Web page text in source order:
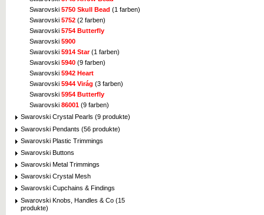
Swarovski 5750 Skull Bead (1 farben)
Swarovski 5752 (2 farben)
Swarovski 5754 Butterfly
Swarovski 5900
Swarovski 5914 Star(1 farben)
Swarovski 5940 (9 farben)
Swarovski 5942 Heart
Swarovski 5944 Virág (3 farben)
Swarovski 5954 Butterfly
Swarovski 86001 (9 farben)
Swarovski Crystal Pearls (9 produkte)
Swarovski Pendants (56 produkte)
Swarovski Plastic Trimmings
Swarovski Buttons
Swarovski Metal Trimmings
Swarovski Crystal Mesh
Swarovski Cupchains & Findings
Swarovski Knobs, Handles & Co (15
produkte)